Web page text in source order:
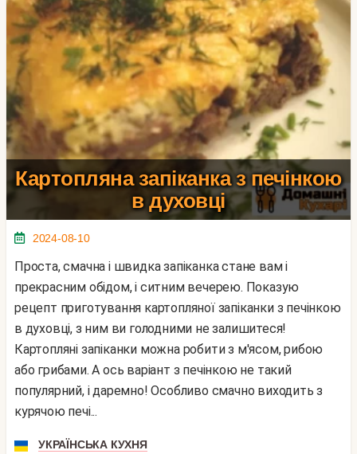
Картопляна запіканка з печінкою
в духовці
2024-08-10
Проста, смачна і швидка запіканка стане вам і
прекрасним обідом, і ситним вечерею. Показую
рецепт приготування картопляної запіканки з печінкою
в духовці, з ним ви голодними не залишитеся!
Картопляні запіканки можна робити з м'ясом, рибою
або грибами. А ось варіант з печінкою не такий
популярний, і даремно! Особливо смачно виходить з
курячою печі...
УКРАЇНСЬКА КУХНЯ